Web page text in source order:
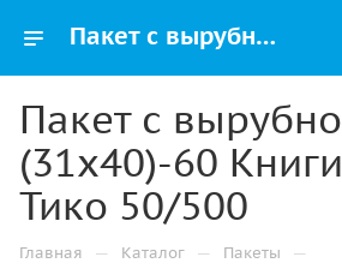
Пакет с вырубной ручкой (31х40)-60 Книги ламинат Тико 50/500 купить в Ижевске с доставкой оптом и в розницу
Пакет с
(31х40)-60
Тико 50/500
Главная — Каталог — Пакеты —